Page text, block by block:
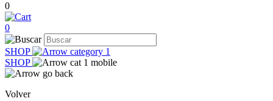
0
0
SHOP
SHOP
Volver